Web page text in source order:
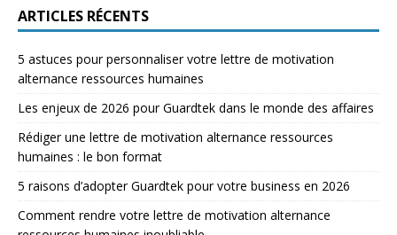
ARTICLES RÉCENTS
5 astuces pour personnaliser votre lettre de motivation
alternance ressources humaines
Les enjeux de 2026 pour Guardtek dans le monde des affaires
Rédiger une lettre de motivation alternance ressources
humaines : le bon format
5 raisons d’adopter Guardtek pour votre business en 2026
Comment rendre votre lettre de motivation alternance